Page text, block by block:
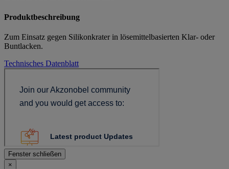
Produktbeschreibung
Zum Einsatz gegen Silikonkrater in lösemittelbasierten Klar- oder
Buntlacken.
Technisches Datenblatt
Fenster schließen
×